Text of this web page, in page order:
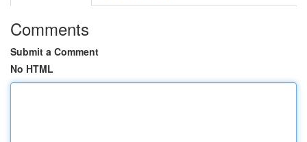
Comments
Submit a Comment
No HTML